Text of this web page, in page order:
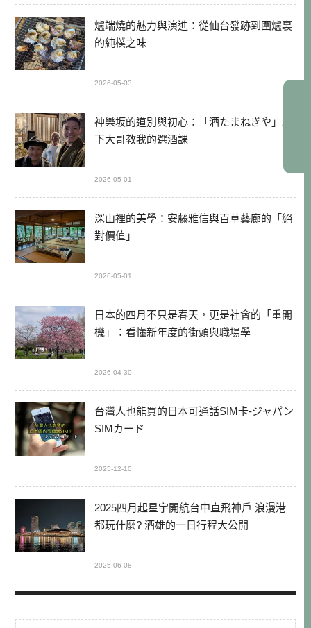
爐端燒的魅力與演進：從仙台發跡到圍爐裏
的純樸之味
2026-05-03
神樂坂的道別與初心：「酒たまねぎや」木
下大哥教我的選酒課
2026-05-01
深山裡的美學：安藤雅信與百草藝廊的「絕
對價值」
2026-05-01
日本的四月不只是春天，更是社會的「重開
機」：看懂新年度的街頭與職場學
2026-04-30
台灣人也能買的日本可通話SIM卡-ジャパン
SIMカード
2025-12-10
2025四月起星宇開航台中直飛神戶 浪漫港
都玩什麼? 酒雄的一日行程大公開
2025-06-08